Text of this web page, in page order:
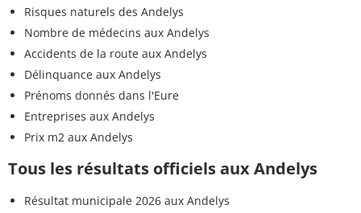
Risques naturels des Andelys
Nombre de médecins aux Andelys
Accidents de la route aux Andelys
Délinquance aux Andelys
Prénoms donnés dans l'Eure
Entreprises aux Andelys
Prix m2 aux Andelys
Tous les résultats officiels aux Andelys
Résultat municipale 2026 aux Andelys